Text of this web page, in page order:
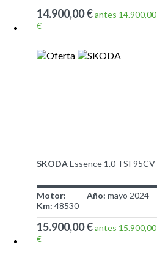
14.900,00 €antes 14.900,00
€
SKODAEssence 1.0 TSI 95CV
Motor: Año: mayo 2024
Km: 48530
15.900,00 €antes 15.900,00
€